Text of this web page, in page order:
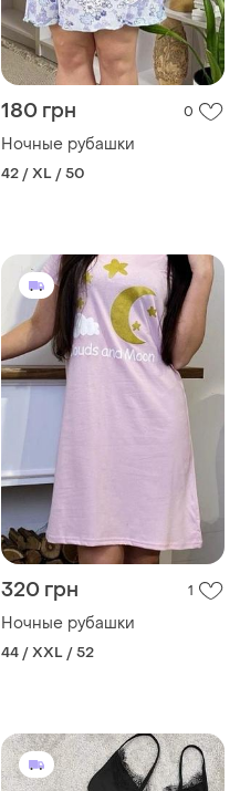
180 грн 0
Ночные рубашки
42 / XL / 50
320 грн 1
Ночные рубашки
44 / XXL / 52